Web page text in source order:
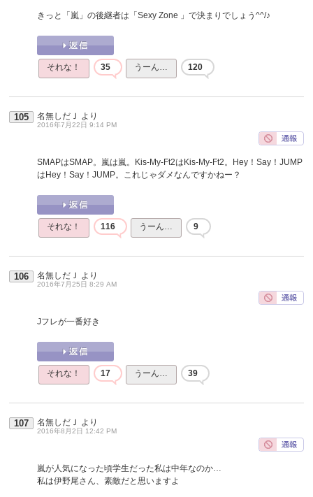
きっと「嵐」の後継者は「Sexy Zone 」で決まりでしょう^^/♪
それな！ 35 うーん… 120
105 名無しだＪ より
2016年7月22日 9:14 PM
SMAPはSMAP。嵐は嵐。Kis-My-Ft2はKis-My-Ft2。Hey！Say！JUMP
はHey！Say！JUMP。これじゃダメなんですかねー？
それな！ 116 うーん… 9
106 名無しだＪ より
2016年7月25日 8:29 AM
Jフレが一番好き
それな！ 17 うーん… 39
107 名無しだＪ より
2016年8月2日 12:42 PM
嵐が人気になった頃学生だった私は中年なのか…
私は伊野尾さん、素敵だと思いますよ